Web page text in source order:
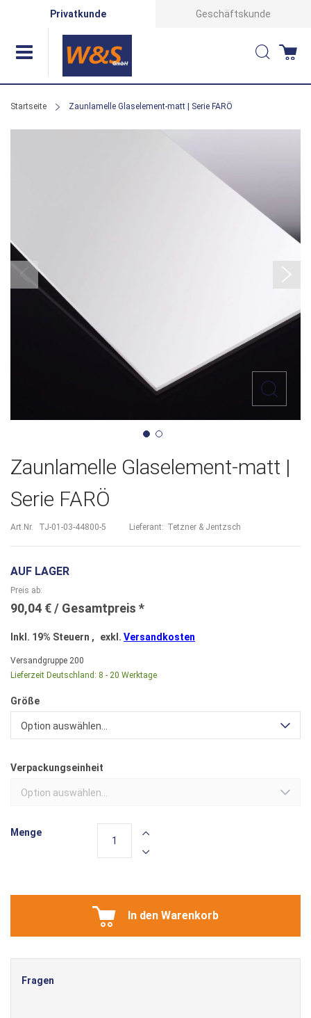
Privatkunde Geschäftskunde
Suche
Startseite Zaunlamelle Glaselement-matt | Serie FARÖ
Zum
der
Bildergalerie
springen
Zaunlamelle Glaselement-matt |
Serie FARÖ
Art.Nr. TJ-01-03-44800-5 Lieferant: Tetzner & Jentzsch
AUF LAGER
Preis ab
90,04 €
Inkl. 19% Steuern , exkl. Versandkosten
Versandgruppe 200
Lieferzeit Deutschland: 8 - 20 Werktage
Größe
Option auswählen...
Verpackungseinheit
Option auswählen...
Menge
In den Warenkorb
Fragen